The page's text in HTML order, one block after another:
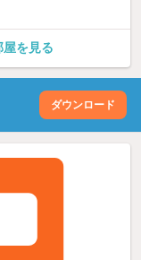
を見る
ダウンロード